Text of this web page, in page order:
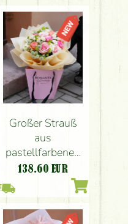
Großer Strauß
aus
pastellfarbenen
Rosen und
kleinen Blumen in
einer Papiertüte
(20 Stiele)
138.60 EUR